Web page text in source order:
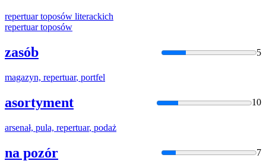
repertuartoposów literackich
repertuartoposów
zasób 5
magazyn, repertuar, portfel
asortyment 10
arsenał, pula, repertuar, podaż
na pozór 7